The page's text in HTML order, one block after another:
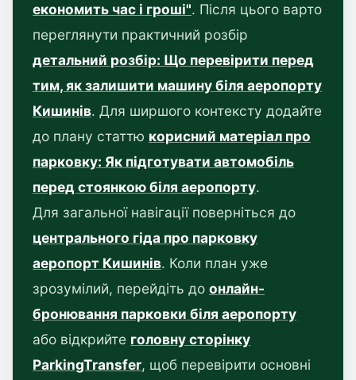
економить час і гроші". Після цього варто
переглянути практичний розбір
детальний розбір: Що перевірити перед
тим, як залишити машину біля аеропорту
Кишинів. Для ширшого контексту додайте
до плану статтю корисний матеріал про
парковку: Як підготувати автомобіль
перед стоянкою біля аеропорту.
Для загальної навігації поверніться до
центрального гіда про парковку
аеропорт Кишинів. Коли план уже
зрозумілий, перейдіть до онлайн-
бронювання парковки біля аеропорту
або відкрийте головну сторінку
ParkingTransfer, щоб перевірити основні